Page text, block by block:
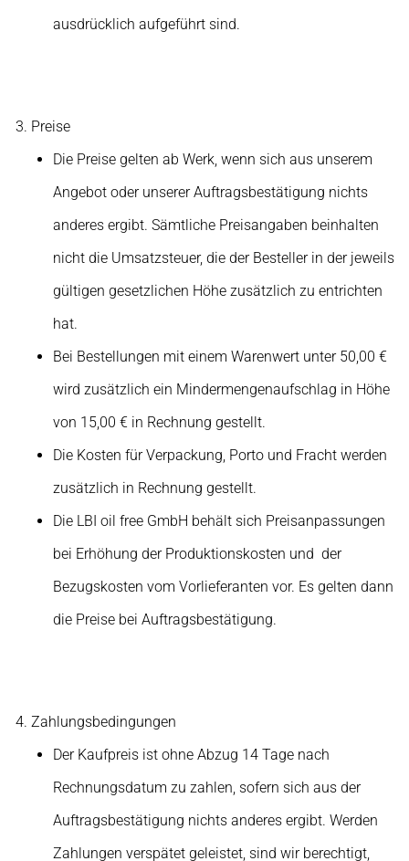
ausdrücklich aufgeführt sind.
Preise
Die Preise gelten ab Werk, wenn sich aus unserem
Angebot oder unserer Auftragsbestätigung nichts
anderes ergibt. Sämtliche Preisangaben beinhalten
nicht die Umsatzsteuer, die der Besteller in der jeweils
gültigen gesetzlichen Höhe zusätzlich zu entrichten
hat.
Bei Bestellungen mit einem Warenwert unter 50,00 €
wird zusätzlich ein Mindermengenaufschlag in Höhe
von 15,00 € in Rechnung gestellt.
Die Kosten für Verpackung, Porto und Fracht werden
zusätzlich in Rechnung gestellt.
Die LBI oil free GmbH behält sich Preisanpassungen
bei Erhöhung der Produktionskosten und der
Bezugskosten vom Vorlieferanten vor. Es gelten dann
die Preise bei Auftragsbestätigung.
Zahlungsbedingungen
Der Kaufpreis ist ohne Abzug 14 Tage nach
Rechnungsdatum zu zahlen, sofern sich aus der
Auftragsbestätigung nichts anderes ergibt. Werden
Zahlungen verspätet geleistet, sind wir berechtigt,